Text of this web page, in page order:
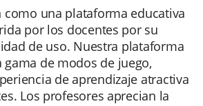
como una plataforma educativa
por los docentes por su
de uso. Nuestra plataforma
de modos de juego,
de aprendizaje atractiva
Los profesores aprecian la